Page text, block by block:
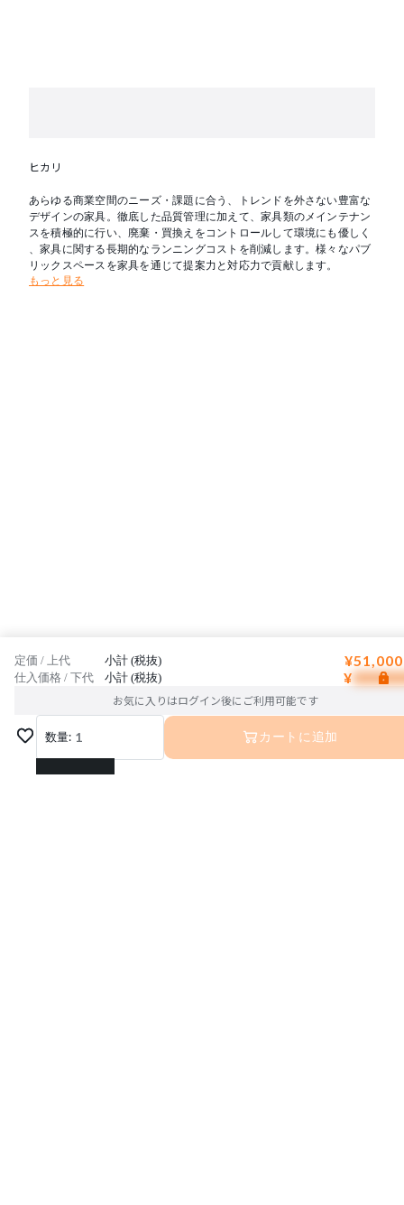
ヒカリ
あらゆる商業空間のニーズ・課題に合う、トレンドを外さない豊富な
デザインの家具。徹底した品質管理に加えて、家具類のメインテナン
スを積極的に行い、廃棄・買換えをコントロールして環境にも優しく
、家具に関する長期的なランニングコストを削減します。様々なパブ
リックスペースを家具を通じて提案力と対応力で貢献します。
もっと見る
定価 / 上代 小計 (税抜)
仕入価格 / 下代 小計 (税抜) ¥
お気に入りはログイン後にご利用可能です
数量: 1
1
カートに追加